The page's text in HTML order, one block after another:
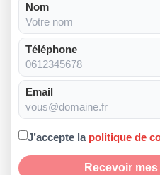
Nom
Téléphone
Email
J’accepte la politique de
Recevoir